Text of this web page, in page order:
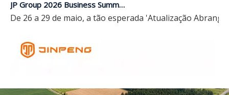
De 26 a 29 de maio, a tão esperada 'Atualização